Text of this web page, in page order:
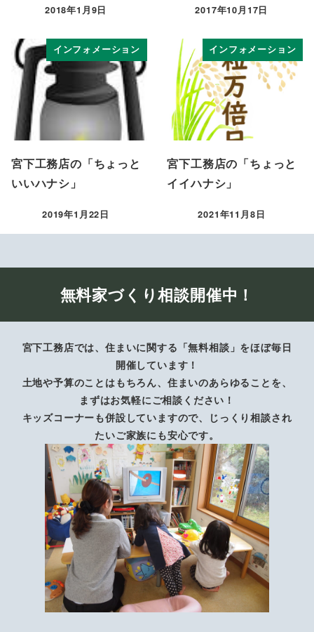
投稿日
2018年1月9日
投稿日
2017年10月17日
インフォメーション
宮下工務店の「ちょっと
いいハナシ」
投稿日
2019年1月22日
インフォメーション
宮下工務店の「ちょっと
イイハナシ」
投稿日
2021年11月8日
無料家づくり相談開催中！
宮下工務店では、住まいに関する「無料相談」をほぼ毎日
開催しています！
土地や予算のことはもちろん、住まいのあらゆることを、
まずはお気軽にご相談ください！
キッズコーナーも併設していますので、じっくり相談され
たいご家族にも安心です。